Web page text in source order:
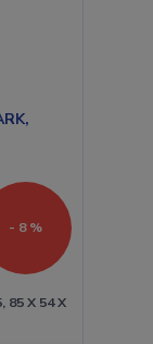
- 8 %
85 X 54 X